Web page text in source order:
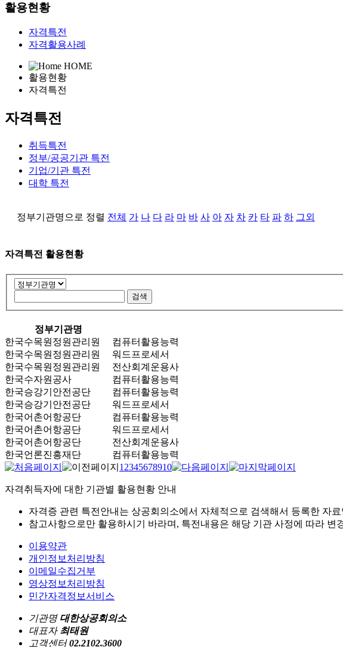
활용현황
자격특전
자격활용사례
HOME
활용현황
자격특전
자격특전
취득특전
정부/공공기관 특전
기업/기관 특전
대학 특전
정부기관명으로 정렬 전체 가 나 다 라 마 바 사 아 자 차 카 타 파 하 그외
자격특전 활용현황
정부기관명
한국수목원정원관리원
컴퓨터활용능력
한국수목원정원관리원
워드프로세서
한국수목원정원관리원
전산회계운용사
한국수자원공사
컴퓨터활용능력
한국승강기안전공단
컴퓨터활용능력
한국승강기안전공단
워드프로세서
한국어촌어항공단
컴퓨터활용능력
한국어촌어항공단
워드프로세서
한국어촌어항공단
전산회계운용사
한국언론진흥재단
컴퓨터활용능력
1 2345678910
자격취득자에 대한 기관별 활용현황 안내
자격증 관련 특전안내는 상공회의소에서 자체적으로 검색해서 등록한 자료
참고사항으로만 활용하시기 바라며, 특전내용은 해당 기관 사정에 따라
이용약관
개인정보처리방침
이메일수집거부
영상정보처리방침
민간자격정보서비스
기관명 대한상공회의소
대표자 최태원
고객센터 02.2102.3600